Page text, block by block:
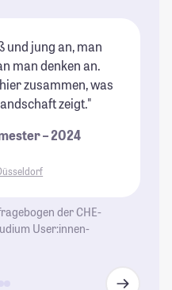
und jung an, man
man denken an.
zusammen, was
zeigt."
– 2024
der CHE-
User:innen-